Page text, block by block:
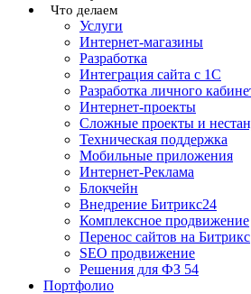
Что делаем
Услуги
Интернет-магазины
Разработка
Интеграция сайта с 1С
Разработка личного
Интернет-проекты
Сложные проекты и
Teхническая поддержка
Мобильные приложения
Интернет-Реклама
Блокчейн
Внедрение Битрикс24
Комплексное продвижение
Перенос сайтов на Битрикс
SEO продвижение
Решения для ФЗ 54
Портфолио